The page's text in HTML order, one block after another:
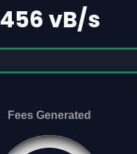
456 vB/s
Fees Generated